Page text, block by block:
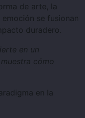
de arte, la
se fusionan
duradero.
en un
cómo
en la